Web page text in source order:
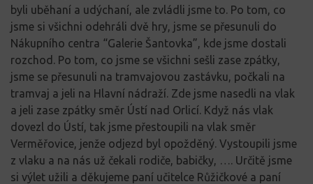
byli uběhaní a udýchaní, ale zvládli jsme to. Po tom, co
jsme si všichni odehráli dvě hry, jsme se přesunuli do
Nákupního centra “Galerie Šantovka”, kde jsme dostali
rozchod. Po tom, co jsme se všichni sešli zase zpátky,
jsme se přesunuli na tramvajovou zastávku, počkali na
tramvaj a jeli na Hlavní nádraží. Zde jsme nasedli na vlak
a jeli zase zpátky směr Ústí nad Orlicí. Když nás vlak
dovezl do Ústí, tak jsme přestoupili na vlak směr
Verměřovice, jenže odjezd byl opožděný. Vystoupili jsme
z vlaku a na nás už čekali rodiče, babičky, …. Určitě jsme
si výlet užili a děkujeme paní učitelce Růžičkové a paní